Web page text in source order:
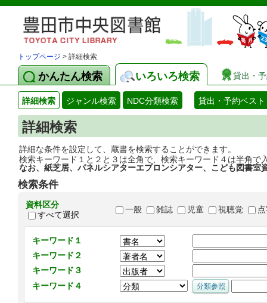
トップページ > 詳細検索
かんたん検索 いろいろ検索 貸出・
詳細検索 ジャンル検索 NDC分類検索 貸出・予約ベスト
詳細検索
詳細な条件を設定して、蔵書を検索することができます。
検索キーワード１と２と３は全角で、検索キーワード４は半角で
なお、紙芝居、パネルシアターエプロンシアター、こども図書室
検索条件
資料区分
すべて選択
一般 雑誌 児童 視聴覚
キーワード１
キーワード２
キーワード３
キーワード４